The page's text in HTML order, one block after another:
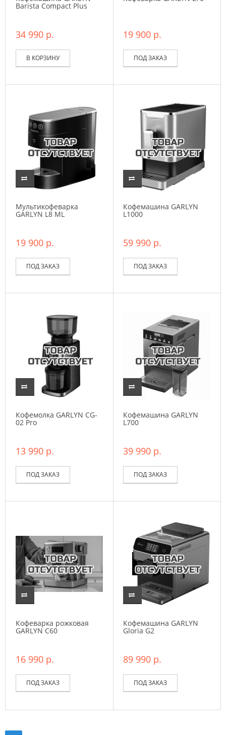
Barista Compact Plus
34 990 р.
В КОРЗИНУ
19 900 р.
ПОД ЗАКАЗ
Мультикофеварка
GARLYN L8 ML
19 900 р.
ПОД ЗАКАЗ
Кофемашина GARLYN
L1000
59 990 р.
ПОД ЗАКАЗ
Кофемолка GARLYN CG-
02 Pro
13 990 р.
ПОД ЗАКАЗ
Кофемашина GARLYN
L700
39 990 р.
ПОД ЗАКАЗ
Кофеварка рожковая
GARLYN C60
16 990 р.
ПОД ЗАКАЗ
Кофемашина GARLYN
Gloria G2
89 990 р.
ПОД ЗАКАЗ